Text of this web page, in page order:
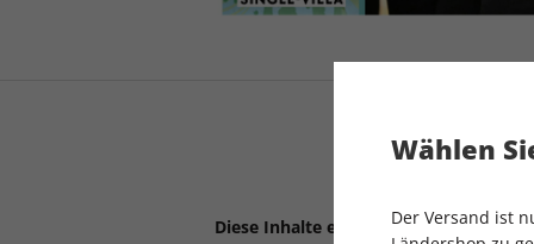
Diese Inhalte erwarten Sie:
Wählen
Der Versand ist